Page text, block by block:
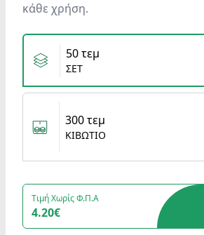
κάθε χρήση.
Variants
50 τεμ
ΣΕΤ
300 τεμ
ΚΙΒΩΤΙΟ
Τιμή Χωρίς Φ.Π.Α
4.20€